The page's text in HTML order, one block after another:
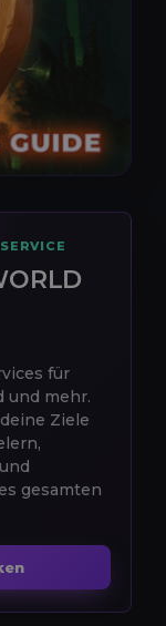
für
und mehr.
Ziele
gesamten